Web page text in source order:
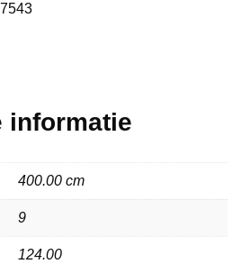
informatie
400.00 cm
9
124.00